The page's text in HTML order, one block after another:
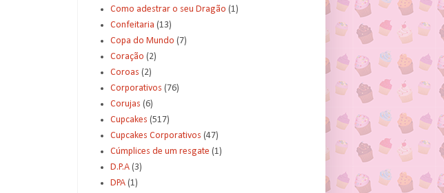
Como adestrar o seu Dragão (1)
Confeitaria (13)
Copa do Mundo (7)
Coração (2)
Coroas (2)
Corporativos (76)
Corujas (6)
Cupcakes (517)
Cupcakes Corporativos (47)
Cúmplices de um resgate (1)
D.P.A (3)
DPA (1)